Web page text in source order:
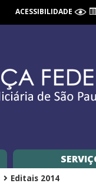
ACESSIBILIDADE
Editais 2014